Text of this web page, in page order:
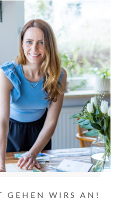
GEHEN WIRS AN!